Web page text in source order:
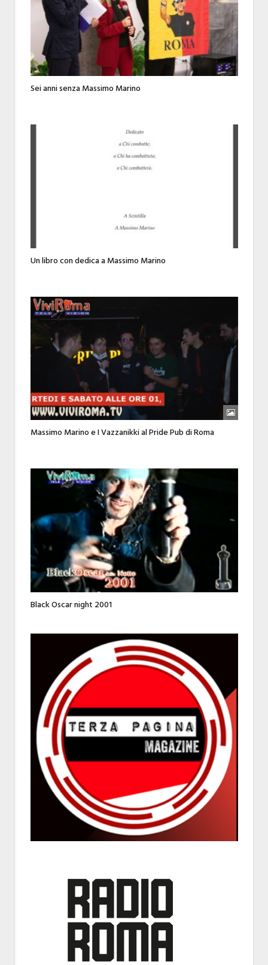
Sei anni senza Massimo Marino
Un libro con dedica a Massimo Marino
Massimo Marino e I Vazzanikki al Pride Pub di Roma
Black Oscar night 2001